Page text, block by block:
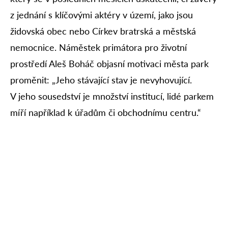
z jednání s klíčovými aktéry v území, jako jsou
židovská obec nebo Církev bratrská a městská
nemocnice. Náměstek primátora pro životní
prostředí Aleš Boháč objasní motivaci města park
proměnit: „Jeho stávající stav je nevyhovující.
V jeho sousedství je množství institucí, lidé parkem
míří například k úřadům či obchodnímu centru.“